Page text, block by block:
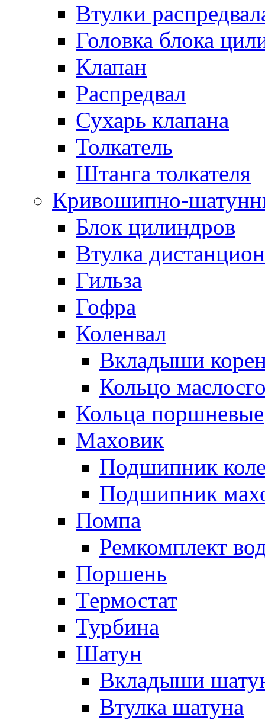
Втулки
Головка блока
Клапан
Распредвал
Сухарь клапана
Толкатель
Штанга толкателя
Кривошипно-
Блок цилиндров
Втулка
Гильза
Гофра
Коленвал
Вкладыши
Кольцо
Кольца поршневые
Маховик
Подшипник
Подшипник
Помпа
Ремкомплект
Поршень
Термостат
Турбина
Шатун
Вкладыши
Втулка шатуна